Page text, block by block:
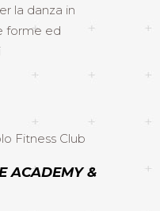
la danza in
forme ed
Fitness Club
ACADEMY &